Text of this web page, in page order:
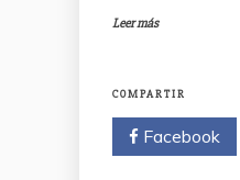
Leer más
COMPARTIR
Facebook